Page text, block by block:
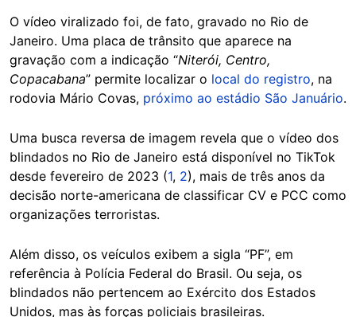
O vídeo viralizado foi, de fato, gravado no Rio de
Janeiro. Uma placa de trânsito que aparece na
gravação com a indicação “Niterói, Centro,
Copacabana” permite localizar o local do registro, na
rodovia Mário Covas, próximo ao estádio São Januário.
Uma busca reversa de imagem revela que o vídeo dos
blindados no Rio de Janeiro está disponível no TikTok
desde fevereiro de 2023 (1, 2), mais de três anos da
decisão norte-americana de classificar CV e PCC como
organizações terroristas.
Além disso, os veículos exibem a sigla “PF”, em
referência à Polícia Federal do Brasil. Ou seja, os
blindados não pertencem ao Exército dos Estados
Unidos, mas às forças policiais brasileiras.